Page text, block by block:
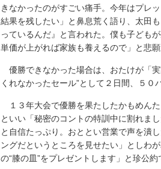
きなかったのがすごい痛手。今年はプレ
結果を残したい」と鼻息荒く語り、太田
っているんだ』と言われた。僕も子ども
単価が上がれば家族も養えるので」と悲願
優勝できなかった場合は、おたけが「
くれなかったセール”として２日間、５０
１３年大会で優勝を果たしたかもめん
といい「秘密のコントの特訓中に割れま
と自信たっぷり。おととい営業で声を潰
ングだというところを見せたい」としわ
の“膝の皿”をプレゼントします」と珍公約